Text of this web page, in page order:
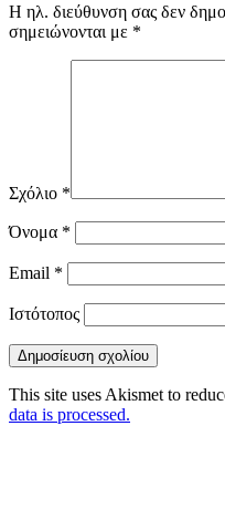
Η ηλ. διεύθυνση σας δεν
σημειώνονται με *
Σχόλιο *
Όνομα *
Email *
Ιστότοπος
This site uses Akismet to
data is processed.